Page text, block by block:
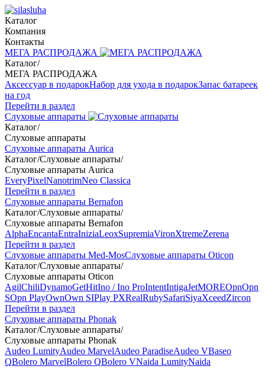
Каталог
Компания
Контакты
МЕГА РАСПРОДАЖА
Каталог/
МЕГА РАСПРОДАЖА
Аксессуар в подарокНабор для ухода в подарокЗапас батареек
на год
Перейти в раздел
Слуховые аппараты
Каталог/
Слуховые аппараты
Слуховые аппараты Aurica
Каталог/Слуховые аппараты/
Слуховые аппараты Aurica
EveryPixelNanotrimNeo Classica
Перейти в раздел
Слуховые аппараты Bernafon
Каталог/Слуховые аппараты/
Слуховые аппараты Bernafon
AlphaEncantaEntraIniziaLeoxSupremiaVironXtremeZerena
Перейти в раздел
Слуховые аппараты Med-MosСлуховые аппараты Oticon
Каталог/Слуховые аппараты/
Слуховые аппараты Oticon
AgilChiliDynamoGetHitIno / Ino ProIntentIntigaJetMOREOpnOpn
SOpn PlayOwnOwn SIPlay PXRealRubySafariSiyaXceedZircon
Перейти в раздел
Слуховые аппараты Phonak
Каталог/Слуховые аппараты/
Слуховые аппараты Phonak
Audeo LumityAudeo MarvelAudeo ParadiseAudeo VBaseo
QBolero MarvelBolero QBolero VNaida LumityNaida